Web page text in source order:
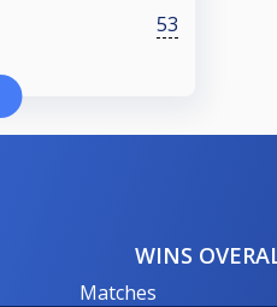
53
WINS
Matches